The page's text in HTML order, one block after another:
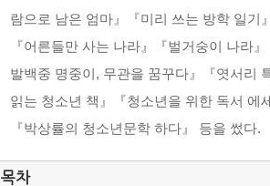
람으로 남은 엄마』『미리 쓰는 방학 일기
『어른들만 사는 나라』『벌거숭이 나라
발백중 명중이, 무관을 꿈꾸다』『엿서리
읽는 청소년 책』『청소년을 위한 독서 에
『박상률의 청소년문학 하다』 등을 썼다.
목차